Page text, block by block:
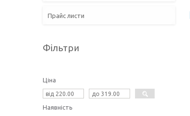
Прайс листи
Фільтри
Ціна
Наявність